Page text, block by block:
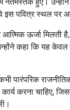
पवित्र स्थल पर
ऊर्जा मिलती
कहा कि यह केवल
पारंपरिक
कार्य करना